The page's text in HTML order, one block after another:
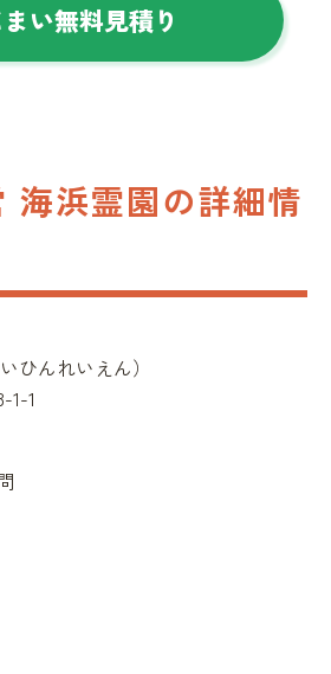
い無料見積り
海浜霊園の詳細情
ひんれいえん）
1-1